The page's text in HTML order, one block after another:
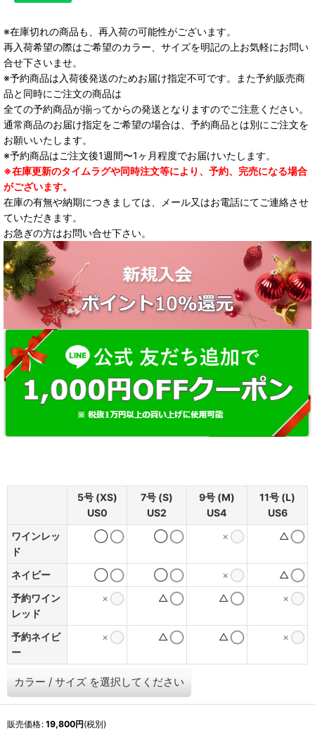
※在庫切れの商品も、再入荷の可能性がございます。
再入荷希望の際はご希望のカラー、サイズを明記の上お気軽にお問い
合せ下さいませ。
※予約商品は入荷後発送のためお届け指定不可です。また予約販売商
品と同時にご注文の商品は
全ての予約商品が揃ってからの発送となりますのでご注意ください。
通常商品のお届け指定をご希望の場合は、予約商品とは別にご注文を
お願いいたします。
※予約商品はご注文後1週間〜1ヶ月程度でお届けいたします。
※在庫更新のタイムラグや同時注文等により、予約、完売になる場合
がございます。
在庫の有無や納期につきましては、メール又はお電話にてご連絡させ
ていただきます。
お急ぎの方はお問い合せ下さい。
5号 (XS)
US0
7号 (S)
US2
9号 (M)
US4
11号 (L)
US6
ワインレッ
ド
◯ ◯ × △
ネイビー ◯ ◯ ×
△
予約ワイン
レッド
× △ △ ×
予約ネイビ
ー
× △ △ ×
カラー / サイズ を選択してください
販売価格: 19,800円(税別)